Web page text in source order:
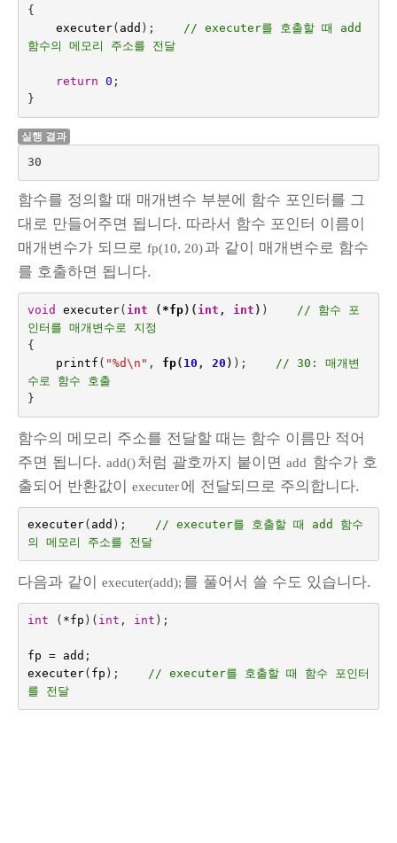
{
executer( add ); // executer를 호출할 때 add
함수의 메모리 주소를 전달
return 0 ;
}
실행 결과
30
함수를 정의할 때 매개변수 부분에 함수 포인터를 그
대로 만들어주면 됩니다. 따라서 함수 포인터 이름이
매개변수가 되므로 fp(10, 20)과 같이 매개변수로 함수
를 호출하면 됩니다.
void executer( int ( *fp)( int , int ) ) // 함수 포
인터를 매개변수로 지정
{
printf ( "%d\n " , fp( 10 , 20 ) ); // 30: 매개변
수로 함수 호출
}
함수의 메모리 주소를 전달할 때는 함수 이름만 적어
주면 됩니다. add()처럼 괄호까지 붙이면 add 함수가 호
출되어 반환값이 executer에 전달되므로 주의합니다.
executer( add );
// executer를 호출할 때 add 함수
의 메모리 주소를 전달
다음과 같이 executer(add); 를 풀어서 쓸 수도 있습니다.
int ( *fp )( int , int );
fp = add ;
executer( fp );
// executer를 호출할 때 함수 포인터
를 전달